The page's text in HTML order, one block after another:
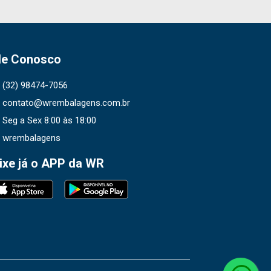
Conosco
(32) 98474-7056
contato@wrembalagens.com.br
Seg a Sex 8:00 às 18:00
wrembalagens
já o APP da WR